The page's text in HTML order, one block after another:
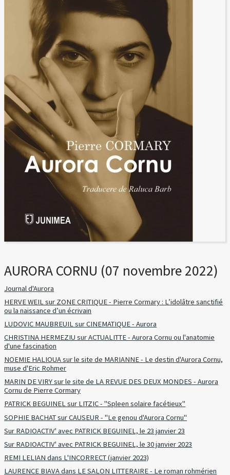
AURORA CORNU (07 novembre 2022)
Journal d'Aurora
HERVE WEIL sur ZONE CRITIQUE - Pierre Cormary : L’idolâtre sanctifié
ou la naissance d’un écrivain
LUDOVIC MAUBREUIL sur CINEMATIQUE - Aurora
CHRISTINA HERMEZIU sur ACTUALITTE - Aurora Cornu ou l'anatomie
d'une fascination
NOEMIE HALIOUA sur le site de MARIANNE - Le destin d'Aurora Cornu,
muse d'Eric Rohmer
MARIN DE VIRY sur le site de LA REVUE DES DEUX MONDES - Aurora
Cornu de Pierre Cormary
PATRICK BEGUINEL sur LITZIC - "Spleen solaire facétieux"
SOPHIE BACHAT sur CAUSEUR - "Le genou d'Aurora Cornu"
Sur RADIOACTIV' avec PATRICK BEGUINEL, le 23 janvier 23
Sur RADIOACTIV' avec PATRICK BEGUINEL, le 30 janvier 2023
REMI LELIAN dans L'INCORRECT (janvier 2023)
LAURENCE BIAVA dans LE SALON LITTERAIRE - Le roman rohmérien